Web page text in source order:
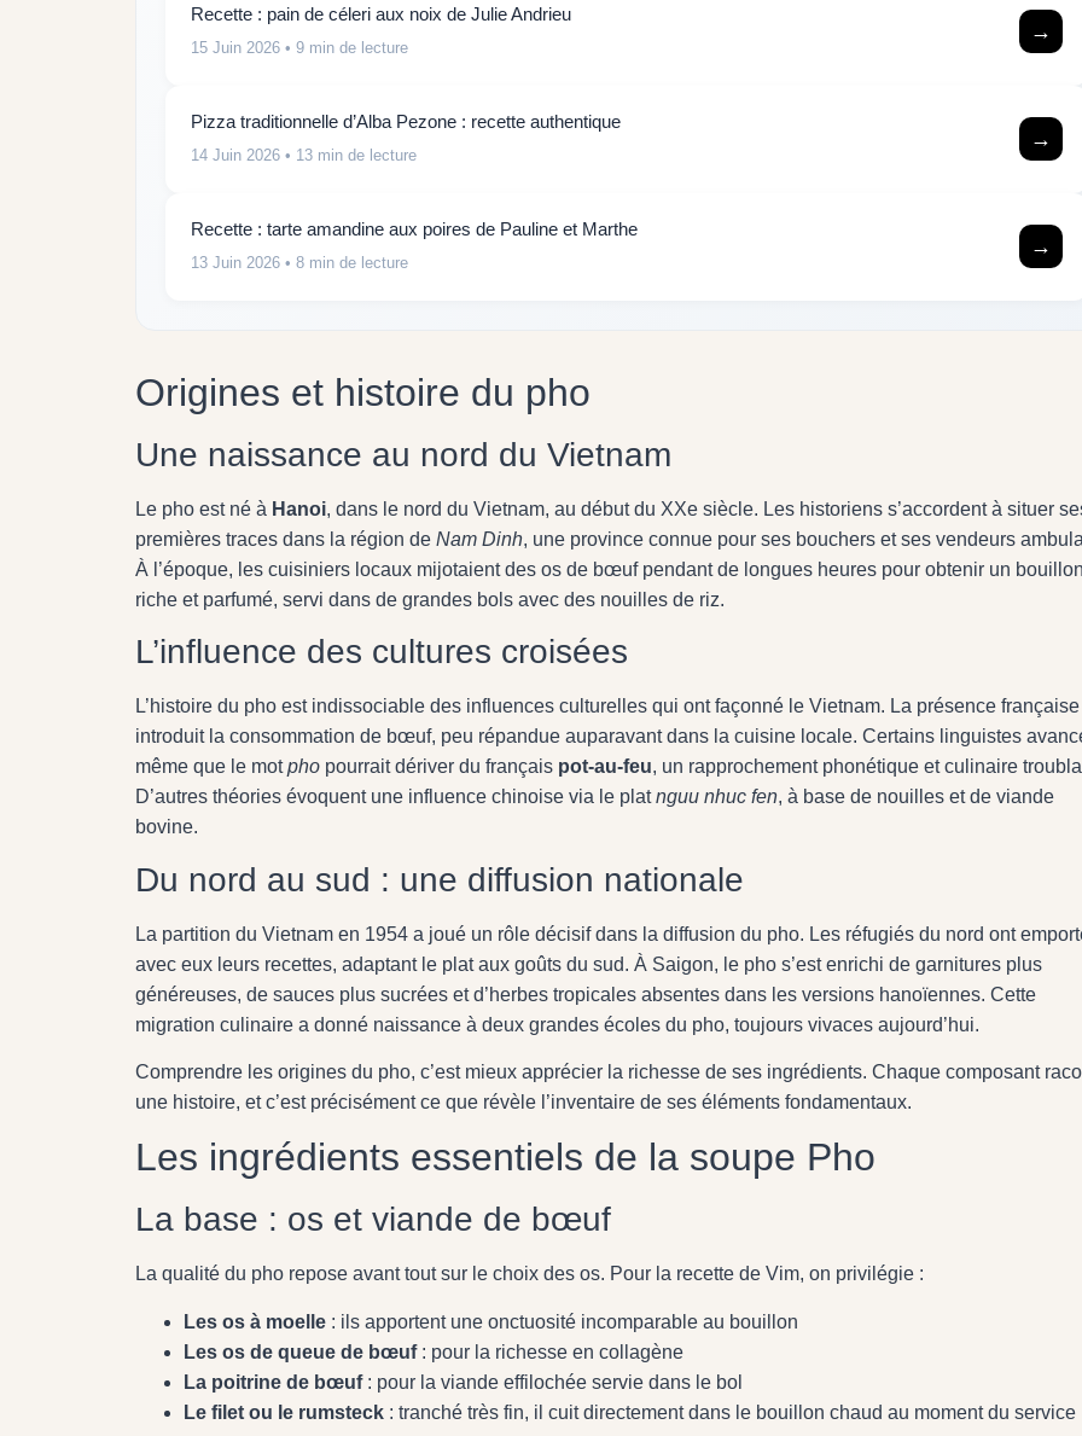
Recette : pain de céleri aux noix de Julie Andrieu
15 Juin 2026 • 9 min de lecture
→
Pizza traditionnelle d’Alba Pezone : recette authentique
14 Juin 2026 • 13 min de lecture
→
Recette : tarte amandine aux poires de Pauline et Marthe
13 Juin 2026 • 8 min de lecture
→
Origines et histoire du pho
Une naissance au nord du Vietnam
Le pho est né à Hanoi, dans le nord du Vietnam, au début du XXe siècle. Les historiens s’accordent à situer
premières traces dans la région de Nam Dinh, une province connue pour ses bouchers et ses vendeurs
À l’époque, les cuisiniers locaux mijotaient des os de bœuf pendant de longues heures pour obtenir un
riche et parfumé, servi dans de grandes bols avec des nouilles de riz.
L’influence des cultures croisées
L’histoire du pho est indissociable des influences culturelles qui ont façonné le Vietnam. La présence
introduit la consommation de bœuf, peu répandue auparavant dans la cuisine locale. Certains linguistes
même que le motpho pourrait dériver du français pot-au-feu, un rapprochement phonétique et culinaire
D’autres théories évoquent une influence chinoise via le platnguu nhuc fen, à base de nouilles et de viande
bovine.
Du nord au sud : une diffusion nationale
La partition du Vietnam en 1954 a joué un rôle décisif dans la diffusion du pho. Les réfugiés du nord ont
avec eux leurs recettes, adaptant le plat aux goûts du sud. À Saigon, le pho s’est enrichi de garnitures plus
généreuses, de sauces plus sucrées et d’herbes tropicales absentes dans les versions hanoïennes. Cette
migration culinaire a donné naissance à deux grandes écoles du pho, toujours vivaces aujourd’hui.
Comprendre les origines du pho, c’est mieux apprécier la richesse de ses ingrédients. Chaque composant
une histoire, et c’est précisément ce que révèle l’inventaire de ses éléments fondamentaux.
Les ingrédients essentiels de la soupe Pho
La base : os et viande de bœuf
La qualité du pho repose avant tout sur le choix des os. Pour la recette de Vim, on privilégie :
Les os à moelle : ils apportent une onctuosité incomparable au bouillon
Les os de queue de bœuf: pour la richesse en collagène
La poitrine de bœuf: pour la viande effilochée servie dans le bol
Le filet ou le rumsteck : tranché très fin, il cuit directement dans le bouillon chaud au moment du service